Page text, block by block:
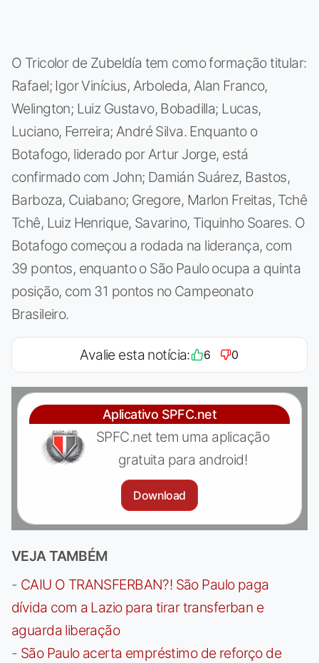
O Tricolor de Zubeldía tem como formação titular:
Rafael; Igor Vinícius, Arboleda, Alan Franco,
Welington; Luiz Gustavo, Bobadilla; Lucas,
Luciano, Ferreira; André Silva. Enquanto o
Botafogo, liderado por Artur Jorge, está
confirmado com John; Damián Suárez, Bastos,
Barboza, Cuiabano; Gregore, Marlon Freitas, Tchê
Tchê, Luiz Henrique, Savarino, Tiquinho Soares. O
Botafogo começou a rodada na liderança, com
39 pontos, enquanto o São Paulo ocupa a quinta
posição, com 31 pontos no Campeonato
Brasileiro.
Avalie esta notícia: 6 0
Aplicativo SPFC.net
SPFC.net tem uma aplicação
gratuita para android!
Download
VEJA TAMBÉM
- CAIU O TRANSFERBAN?! São Paulo paga
dívida com a Lazio para tirar transferban e
aguarda liberação
- São Paulo acerta empréstimo de reforço de